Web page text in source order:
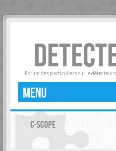
Forum des particuliers sur le détecteur
MENU
C-SCOPE